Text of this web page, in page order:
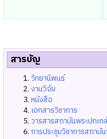
สารบัญ
วิทยานิพนธ์
งานวิจัย
หนังสือ
เอกสารวิชาการ
วารสารสถาบันพระปกเก
การประชุมวิชาการสถาบั